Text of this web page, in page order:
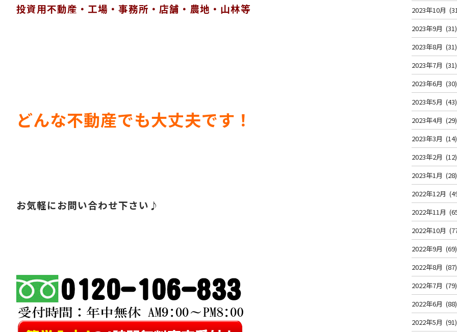
投資用不動産・工場・事務所・店舗・農地・山林等
どんな不動産でも大丈夫です！
お気軽にお問い合わせ下さい♪
2023年10月
2023年9月 (31)
2023年8月 (31)
2023年7月 (31)
2023年6月 (30)
2023年5月 (43)
2023年4月 (29)
2023年3月 (14)
2023年2月 (12)
2023年1月 (28)
2022年12月
2022年11月
2022年10月
2022年9月 (69)
2022年8月 (87)
2022年7月 (79)
2022年6月 (88)
2022年5月 (91)